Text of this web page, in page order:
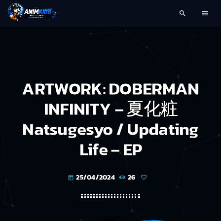
search menu
ARTWORK: DOBERMAN
INFINITY – 夏化粧
Natsugesyo / Updating
Life – EP
today 25/04/2024 26